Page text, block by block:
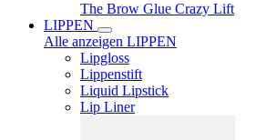
The Brow Glue Crazy Lift
LIPPEN
Alle anzeigen LIPPEN
Lipgloss
Lippenstift
Liquid Lipstick
Lip Liner